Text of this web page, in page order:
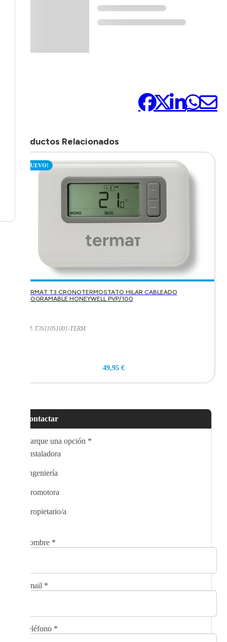
Productos Relacionados
¡NUEVO!
TERMAT T3 CRONOTERMOSTATO HILAR CABLEADO
PROGRAMABLE HONEYWELL PVP/100
Ref. T3S110S1001-TERM
49,95 €
Contactar
Marque una opción *
Instaladora
Ingeniería
Promotora
Propietario/a
Nombre *
Email *
Teléfono *